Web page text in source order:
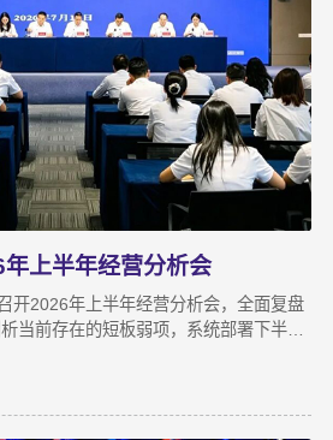
上半年经营分析会
开2026年上半年经营分析会，全面复盘
当前存在的短板弱项，系统部署下半年
邦到会指导，湘江国投公司董事长龚国